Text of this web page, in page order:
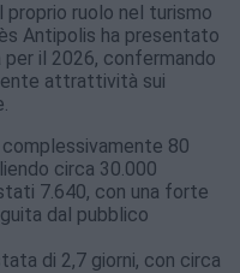
ruolo nel turismo
Antipolis ha presentato
il 2026, confermando
attrattività sui
80
circa 30.000
7.640, con una forte
dal pubblico
di 2,7 giorni, con circa